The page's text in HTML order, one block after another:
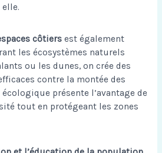
côtiersest également
les écosystèmes naturels
ou les dunes, on crée des
contre la montée des
présente l’avantage de
tout en protégeant les zones